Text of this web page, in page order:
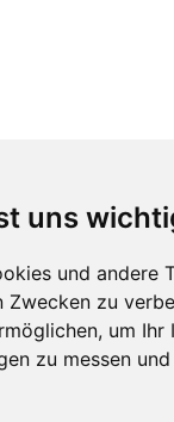
uns
und andere
zu
, um Ihr
zu messen